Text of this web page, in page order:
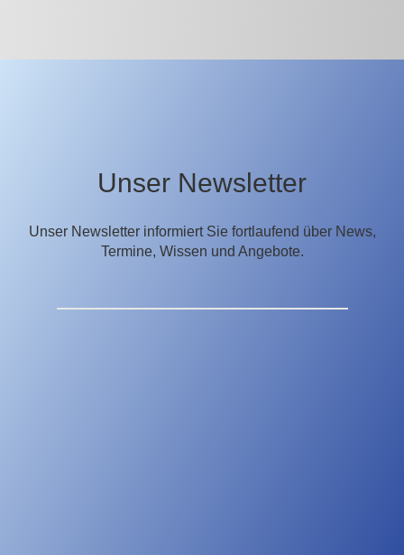
Unser Newsletter
Unser Newsletter informiert Sie fortlaufend über News,
Termine, Wissen und Angebote.